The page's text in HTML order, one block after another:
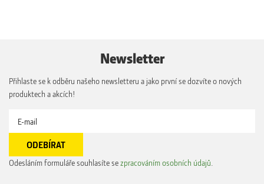
Newsletter
Přihlaste se k odběru našeho newsletteru a jako první se dozvíte o nových
produktech a akcích!
Odesláním formuláře souhlasíte sezpracováním osobních údajů